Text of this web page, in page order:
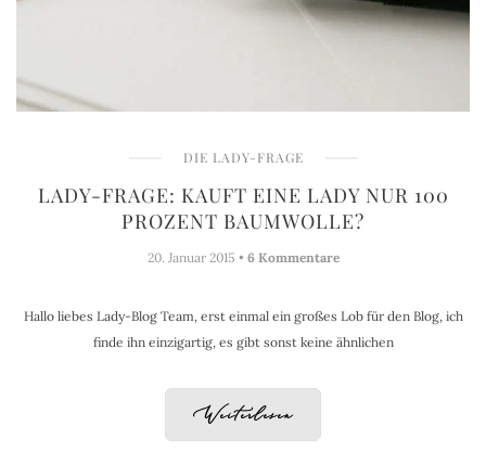
DIE LADY-FRAGE
LADY-FRAGE: KAUFT EINE LADY NUR 100
PROZENT BAUMWOLLE?
20. Januar 2015 • 6 Kommentare
Hallo liebes Lady-Blog Team, erst einmal ein großes Lob für den Blog, ich
finde ihn einzigartig, es gibt sonst keine ähnlichen
Weiterlesen